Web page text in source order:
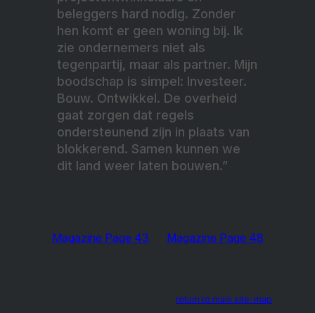
beleggers hard nodig. Zonder
hen komt er geen woning bij. Ik
zie ondernemers niet als
tegenpartij, maar als partner. Mijn
boodschap is simpel: Investeer.
Bouw. Ontwikkel. De overheid
gaat zorgen dat regels
ondersteunend zijn in plaats van
blokkerend. Samen kunnen we
dit land weer laten bouwen.”
Magazine Page 43 Magazine Page 48
return to main site-map